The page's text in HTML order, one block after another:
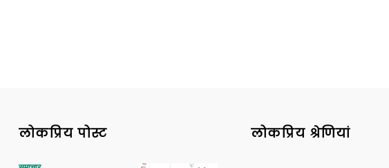
लोकप्रिय पोस्ट लोकप्रिय श्रेणियां